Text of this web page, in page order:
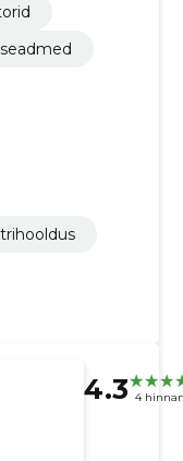
4.3 4